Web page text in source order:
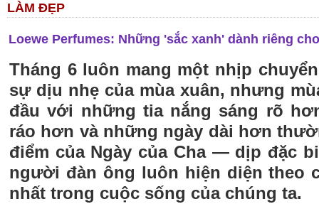
LÀM ĐẸP
Loewe Perfumes: Những 'sắc xanh' dành riêng
Tháng 6 luôn mang một nhịp
sự dịu nhẹ của mùa xuân, nhưng
đầu với những tia nắng sáng rõ
ráo hơn và những ngày dài hơn
điểm của Ngày của Cha — dịp đặc
người đàn ông luôn hiện diện theo
nhất trong cuộc sống của chúng ta.